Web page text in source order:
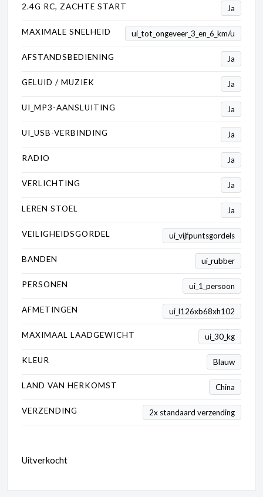
2.4G RC, ZACHTE START Ja
MAXIMALE SNELHEID ui_tot_ongeveer_3_en_6_km/u
AFSTANDSBEDIENING Ja
GELUID / MUZIEK Ja
UI_MP3-AANSLUITING Ja
UI_USB-VERBINDING Ja
RADIO Ja
VERLICHTING Ja
LEREN STOEL Ja
VEILIGHEIDSGORDEL ui_vijfpuntsgordels
BANDEN ui_rubber
PERSONEN ui_1_persoon
AFMETINGEN ui_l126xb68xh102
MAXIMAAL LAADGEWICHT ui_30_kg
KLEUR Blauw
LAND VAN HERKOMST China
VERZENDING 2x standaard verzending
Uitverkocht